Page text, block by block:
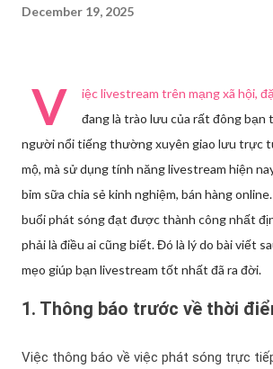
December 19, 2025
V
iệc livestream trên mạng xã hội,
đang là trào lưu của rất đông bạn
người nổi tiếng thường xuyên giao lưu trực
mộ, mà sử dụng tính năng livestream hiện
bỉm sữa chia sẻ kinh nghiệm, bán hàng
buổi phát sóng đạt được thành công nhất
phải là điều ai cũng biết. Đó là lý do bài viết
mẹo giúp bạn livestream tốt nhất đã ra đời.
1. Thông báo trước về thời
Việc thông báo về việc phát sóng trực